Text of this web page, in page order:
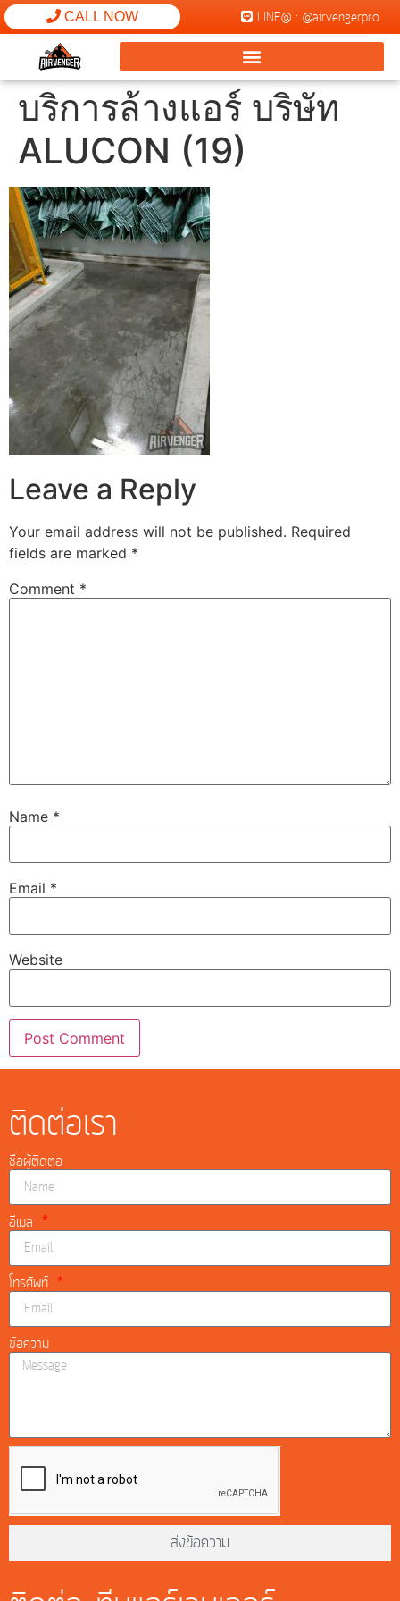
CALL NOW LINE@ : @airvengerpro
บริการล้างแอร์ บริษัท
ALUCON (19)
Leave a Reply
Your email address will not be published. Required
fields are marked *
Comment *
Name *
Email *
Website
ติดต่อเรา
ชื่อผู้ติดต่อ
อีเมล
โทรศัพท์
ข้อความ
ส่งข้อความ